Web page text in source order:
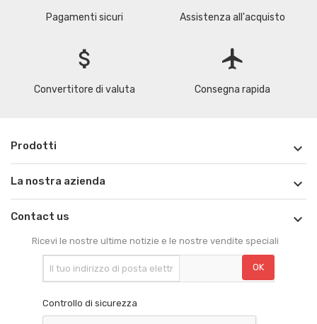
Pagamenti sicuri Assistenza all'acquisto
attach_money
Convertitore di valuta
flight
Consegna rapida
Prodotti 
La nostra azienda 
Contact us 
Ricevi le nostre ultime notizie e le nostre vendite speciali
Controllo di sicurezza